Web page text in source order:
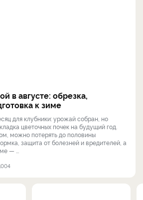
в августе: обрезка,
к зиме
для клубники: урожай собран, но
цветочных почек на будущий год.
можно потерять до половины
защита от болезней и вредителей, а
— ...